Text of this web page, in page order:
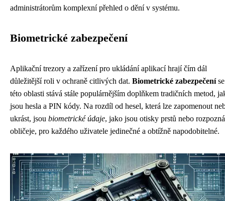
administrátorům komplexní přehled o dění v systému.
Biometrické zabezpečení
Aplikační trezory a zařízení pro ukládání aplikací hrají čím dál
důležitější roli v ochraně citlivých dat. Biometrické zabezpečení
této oblasti stává stále populárnějším doplňkem tradičních metod,
jsou hesla a PIN kódy. Na rozdíl od hesel, která lze zapomenout
ukrást, jsou biometrické údaje, jako jsou otisky prstů nebo
obličeje, pro každého uživatele jedinečné a obtížně napodobitelné.